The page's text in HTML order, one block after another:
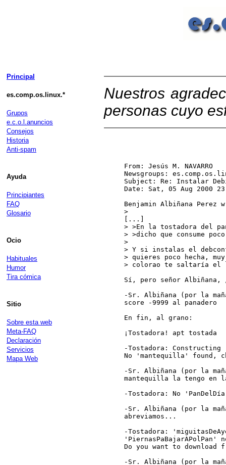
Principal
es.comp.os.linux.*
Grupos
e.c.o.l.anuncios
Consejos
Historia
Anti-spam
Ayuda
Principiantes
FAQ
Glosario
Ocio
Habituales
Humor
Tira cómica
Sitio
Sobre esta web
Meta-FAQ
Declaración
Servicios
Mapa Web
Nuestros
personas cuyo
From: Jesús M. NAVARRO
Newsgroups:
Subject: Re: Instalar
Date: Sat, 05 Aug 2000
Benjamin Albiñana Perez
>
[...]
> >En la tostadora del
> >dicho que consume
>
> Y si instalas el
> quieres poco hecha,
> colorao te saltaría el
Sí, pero señor Albiñana,
-Sr. Albiñana (por la
score -9999 al panadero
En fin, al grano:
¡Tostadora! apt tostada
-Tostadora: Constructing
No 'mantequilla' found,
-Sr. Albiñana (por la
mantequilla la tengo en
-Tostadora: No
-Sr. Albiñana (por la
abreviamos...
-Tostadora:
Do you want to download
-Sr. Albiñana (por la